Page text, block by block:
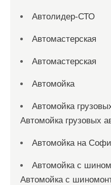
Автолидер-СТО
Автомастерская
Автомастерская
Автомойка
Автомойка
Автомойка грузовых
Автомойка на
Автомойка с
Автомойка с